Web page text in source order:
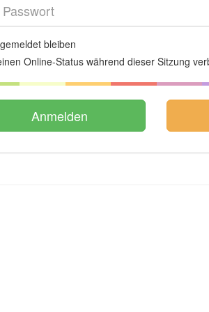
bleiben
Online-Status während dieser Sitzung